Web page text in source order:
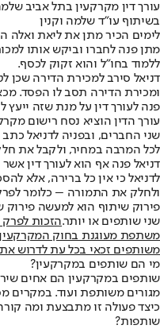
עורך דין מקרקעין בתל אביב
בשיתוף עו"ד שלמה וקנין
לימים הכיר מתן את ליאת ואלה
מתן פנה לחברו וביקש אותו
ללמוד בחו”ל והוא זקוק לכסף.
דניאל סירב למכירת הדירה שכן
ומכירת הדירה תסב לו הפסד.
פנה לעורך דין על מנת שזה ייעץ
עורך הדין הוציא נסח רישום
שני החברים, ובפניה לדניאל
לכל המרבה במחיר, ולקבל את
דניאל פנה אף הוא לעורך דין
לדניאל כי אין כל ברירה, אלא
ולחלק את התמורה – כלומר
פירוק שיתוף הוא למעשה
שני שותפים או יותר.הזכות
משותפים זכאי בכל עת לדרוש
מי הם שותפים במקרקעין?
שותפים במקרקעין הם אחים
מגורים משותפת ועוד. במקרים
כיצד פעולה זו מתבצעת ומה
שותפות?